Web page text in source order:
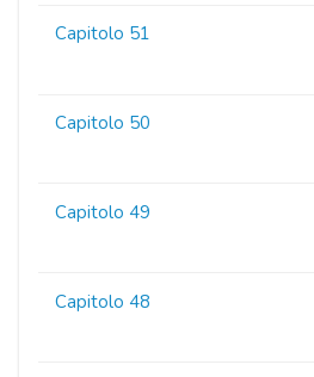
Capitolo 51
Capitolo 50
Capitolo 49
Capitolo 48